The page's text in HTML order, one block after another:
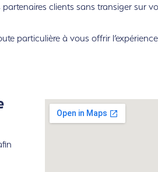
clients sans transiger sur
particulière à vous offrir l’expérience